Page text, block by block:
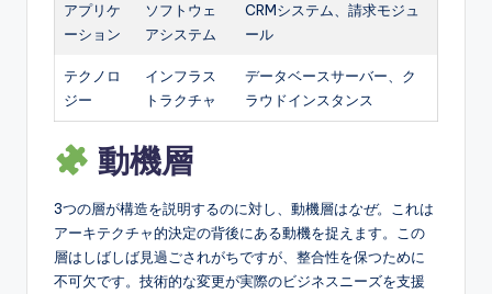
アプリケ
ーション
ソフトウェ
アシステム
CRMシステム、請求モジュ
ール
テクノロ
ジー
インフラス
トラクチャ
データベースサーバー、ク
ラウドインスタンス
動機層
3つの層が構造を説明するのに対し、動機層はなぜ。これは
アーキテクチャ的決定の背後にある動機を捉えます。この
層はしばしば見過ごされがちですが、整合性を保つために
不可欠です。技術的な変更が実際のビジネスニーズを支援